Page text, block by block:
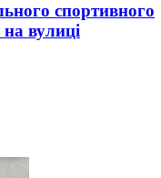
спортивного
вулиці